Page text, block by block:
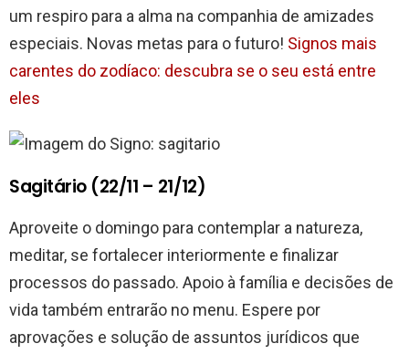
um respiro para a alma na companhia de amizades
especiais. Novas metas para o futuro! Signos mais
carentes do zodíaco: descubra se o seu está entre
eles
Sagitário (22/11 – 21/12)
Aproveite o domingo para contemplar a natureza,
meditar, se fortalecer interiormente e finalizar
processos do passado. Apoio à família e decisões de
vida também entrarão no menu. Espere por
aprovações e solução de assuntos jurídicos que